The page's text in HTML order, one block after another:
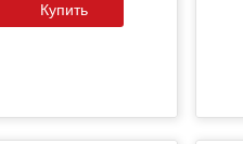
Купить